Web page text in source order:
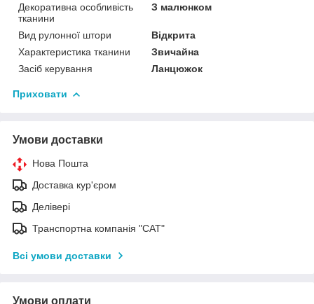
Декоративна особливість
тканини
З малюнком
Вид рулонної штори
Відкрита
Характеристика тканини
Звичайна
Засіб керування
Ланцюжок
Приховати
Умови доставки
Нова Пошта
Доставка кур'єром
Делівері
Транспортна компанія "САТ"
Всі умови доставки
Умови оплати